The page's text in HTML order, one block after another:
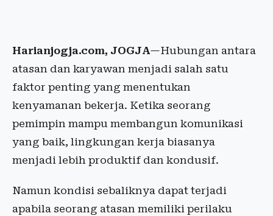
Harianjogja.com, JOGJA—Hubungan antara
atasan dan karyawan menjadi salah satu
faktor penting yang menentukan
kenyamanan bekerja. Ketika seorang
pemimpin mampu membangun komunikasi
yang baik, lingkungan kerja biasanya
menjadi lebih produktif dan kondusif.
Namun kondisi sebaliknya dapat terjadi
apabila seorang atasan memiliki perilaku